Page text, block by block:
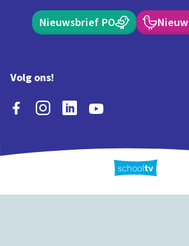
Nieuwsbrief PO
Volg ons!